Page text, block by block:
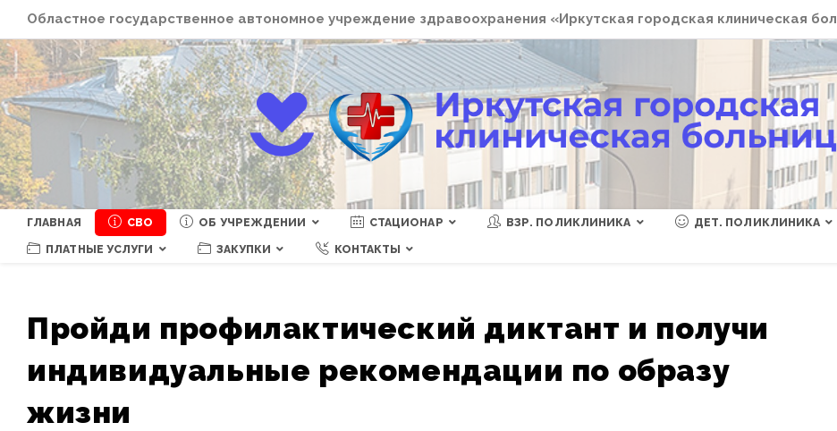
Перейти
содержимому
Областное государственное автономное учреждение здравоохранения «Иркутская городская клиническая
ГЛАВНАЯ СВО ОБ УЧРЕЖДЕНИИ СТАЦИОНАР ВЗР. ПОЛИКЛИНИКА ДЕТ. ПОЛИКЛИНИКА
ПЛАТНЫЕ УСЛУГИ
ЗАКУПКИ КОНТАКТЫ
Пройди профилактический диктант и получи
индивидуальные рекомендации по образу
жизни